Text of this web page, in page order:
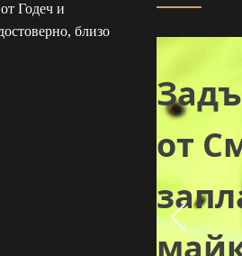
Годеч и
близо
дъщеря
от